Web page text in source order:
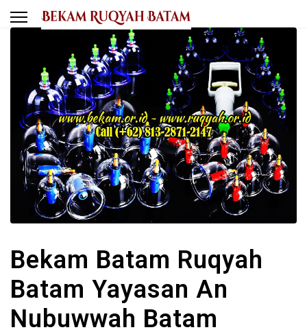
Bekam Batam Ruqyah
Batam Yayasan An
Nubuwwah Batam